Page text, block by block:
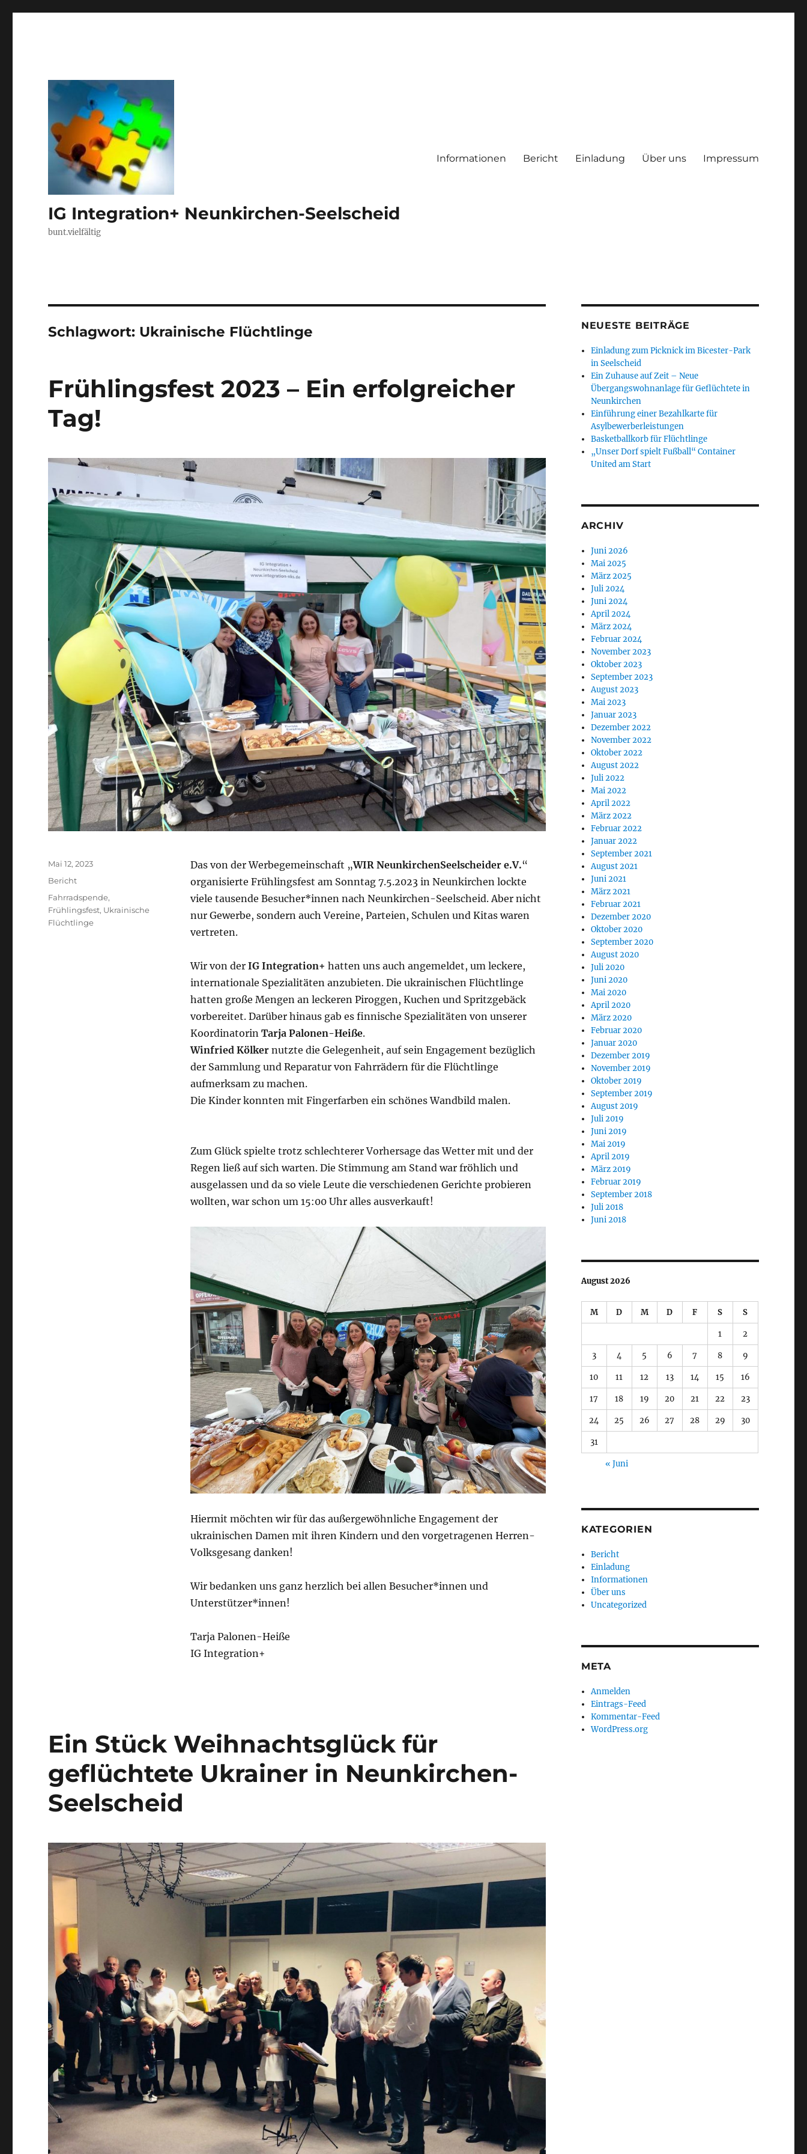
IG Integration+ Neunkirchen-Seelscheid
bunt.vielfältig
Informationen Bericht Einladung Über uns Impressum
Schlagwort: Ukrainische Flüchtlinge
Frühlingsfest 2023 – Ein erfolgreicher
Tag!
Das von der Werbegemeinschaft „WIR NeunkirchenSeelscheider e.V.“
organisierte Frühlingsfest am Sonntag 7.5.2023 in Neunkirchen lockte
viele tausende Besucher*innen nach Neunkirchen-Seelscheid. Aber nicht
nur Gewerbe, sondern auch Vereine, Parteien, Schulen und Kitas waren
vertreten.
Wir von der IG Integration+ hatten uns auch angemeldet, um leckere,
internationale Spezialitäten anzubieten. Die ukrainischen Flüchtlinge
hatten große Mengen an leckeren Piroggen, Kuchen und Spritzgebäck
vorbereitet. Darüber hinaus gab es finnische Spezialitäten von unserer
Koordinatorin Tarja Palonen-Heiße.
Winfried Kölkernutzte die Gelegenheit, auf sein Engagement bezüglich
der Sammlung und Reparatur von Fahrrädern für die Flüchtlinge
aufmerksam zu machen.
Die Kinder konnten mit Fingerfarben ein schönes Wandbild malen.
Zum Glück spielte trotz schlechterer Vorhersage das Wetter mit und der
Regen ließ auf sich warten. Die Stimmung am Stand war fröhlich und
ausgelassen und da so viele Leute die verschiedenen Gerichte probieren
wollten, war schon um 15:00 Uhr alles ausverkauft!
Hiermit möchten wir für das außergewöhnliche Engagement der
ukrainischen Damen mit ihren Kindern und den vorgetragenen Herren-
Volksgesang danken!
Wir bedanken uns ganz herzlich bei allen Besucher*innen und
Unterstützer*innen!
Tarja Palonen-Heiße
IG Integration+
Veröffentlicht
am
Mai 12, 2023
Kategorien
Bericht
Schlagwörter
Fahrradspende,
Frühlingsfest, Ukrainische
Flüchtlinge
Ein Stück Weihnachtsglück für
geflüchtete Ukrainer in Neunkirchen-
Seelscheid
NEUESTE BEITRÄGE
Einladung zum Picknick im Bicester-Park
in Seelscheid
Ein Zuhause auf Zeit – Neue
Übergangswohnanlage für Geflüchtete in
Neunkirchen
Einführung einer Bezahlkarte für
Asylbewerberleistungen
Basketballkorb für Flüchtlinge
„Unser Dorf spielt Fußball“ Container
United am Start
ARCHIV
Juni 2026
Mai 2025
März 2025
Juli 2024
Juni 2024
April 2024
März 2024
Februar 2024
November 2023
Oktober 2023
September 2023
August 2023
Mai 2023
Januar 2023
Dezember 2022
November 2022
Oktober 2022
August 2022
Juli 2022
Mai 2022
April 2022
März 2022
Februar 2022
Januar 2022
September 2021
August 2021
Juni 2021
März 2021
Februar 2021
Dezember 2020
Oktober 2020
September 2020
August 2020
Juli 2020
Juni 2020
Mai 2020
April 2020
März 2020
Februar 2020
Januar 2020
Dezember 2019
November 2019
Oktober 2019
September 2019
August 2019
Juli 2019
Juni 2019
Mai 2019
April 2019
März 2019
Februar 2019
September 2018
Juli 2018
Juni 2018
August 2026
M D M D F S S
1 2
3 4 5 6 7 8 9
10 11 12 13 14 15 16
17 18 19 20 21 22 23
24 25 26 27 28 29 30
31
« Juni
KATEGORIEN
Bericht
Einladung
Informationen
Über uns
Uncategorized
META
Anmelden
Eintrags-Feed
Kommentar-Feed
WordPress.org